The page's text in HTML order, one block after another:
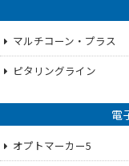
マルチコーン・プラス
ピタリングライン
電
オプトマーカー5